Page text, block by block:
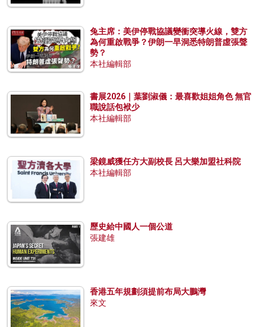
兔主席：美伊停戰協議變衝突導火線，雙方
為何重啟戰爭？伊朗一早洞悉特朗普虛張聲
勢？
本社編輯部
書展2026｜葉劉淑儀：最喜歡姐姐角色 無官
職說話包袱少
本社編輯部
梁鏡威獲任方大副校長 呂大樂加盟社科院
本社編輯部
歷史給中國人一個公道
張建雄
香港五年規劃須提前布局大鵬灣
來文